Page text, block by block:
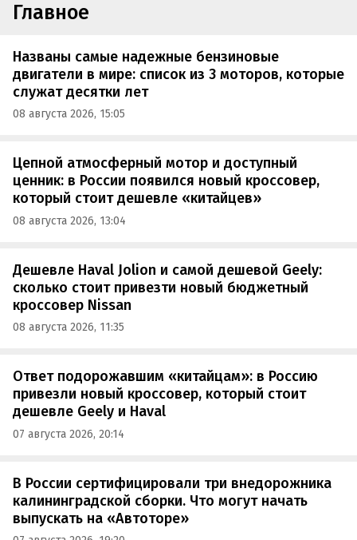
Главное
Названы самые надежные бензиновые
двигатели в мире: список из 3 моторов, которые
служат десятки лет
08 августа 2026, 15:05
Цепной атмосферный мотор и доступный
ценник: в России появился новый кроссовер,
который стоит дешевле «китайцев»
08 августа 2026, 13:04
Дешевле Haval Jolion и самой дешевой Geely:
сколько стоит привезти новый бюджетный
кроссовер Nissan
08 августа 2026, 11:35
Ответ подорожавшим «китайцам»: в Россию
привезли новый кроссовер, который стоит
дешевле Geely и Haval
07 августа 2026, 20:14
В России сертифицировали три внедорожника
калининградской сборки. Что могут начать
выпускать на «Автоторе»